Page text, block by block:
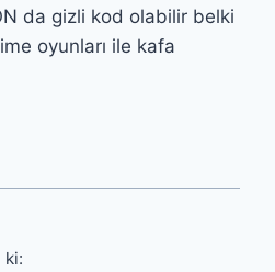
da gizli kod olabilir belki
oyunları ile kafa
ki: